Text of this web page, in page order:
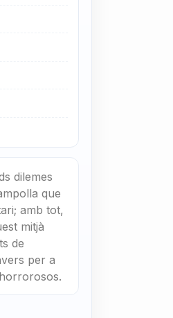
dilemes
que
amb tot,
mitjà
de
per a